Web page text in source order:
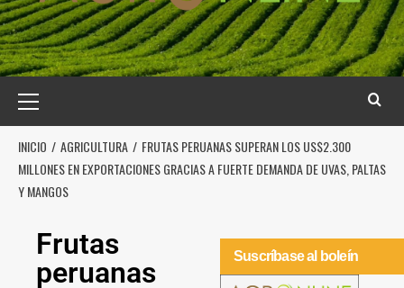
INICIO AGRICULTURA
FRUTAS PERUANAS SUPERAN LOS US$2.300
MILLONES EN EXPORTACIONES GRACIAS A FUERTE DEMANDA DE UVAS, PALTAS
Y MANGOS
Frutas
peruanas
Suscríbase al boleín